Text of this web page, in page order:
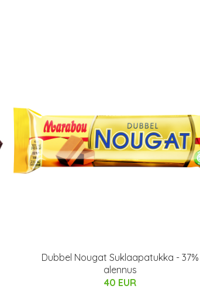
Dubbel Nougat Suklaapatukka - 37%
alennus
40 EUR